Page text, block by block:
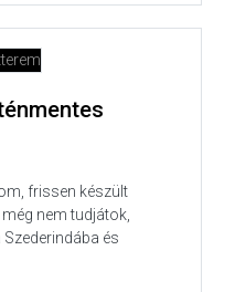
frissen készült
nem tudjátok,
és